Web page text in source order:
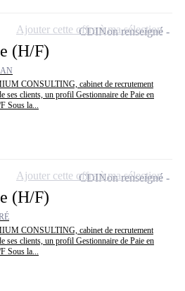
(H/F)
CONSULTING, cabinet de recrutement
ses clients, un profil Gestionnaire de Paie en
Sous la...
CDINon renseigné
Ajouter cette offre à ma sélection
(H/F)
CONSULTING, cabinet de recrutement
ses clients, un profil Gestionnaire de Paie en
Sous la...
CDINon renseigné
Ajouter cette offre à ma sélection